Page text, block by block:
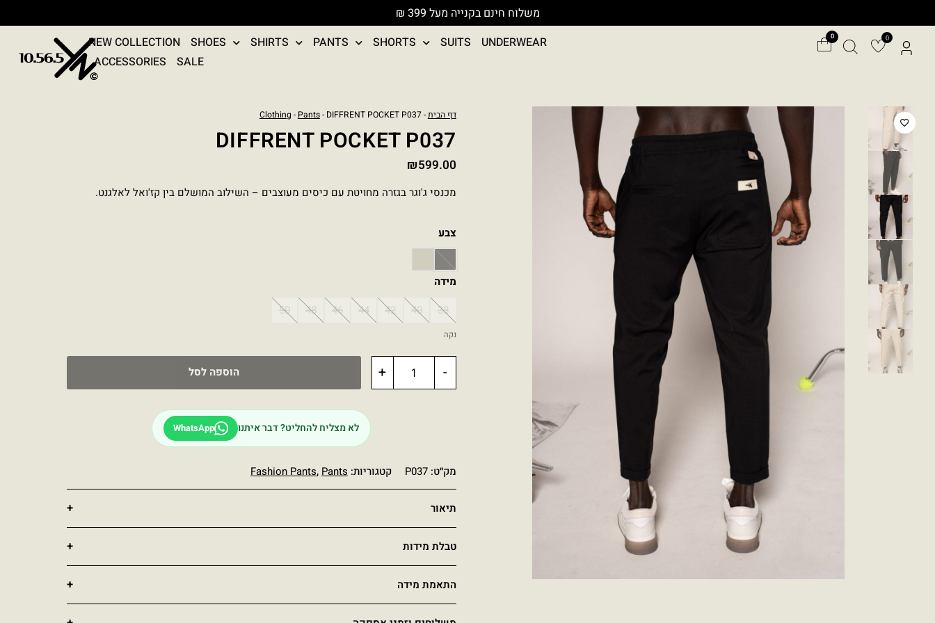
לתוכן
משלוח חינם בקנייה מעל 399 ₪
NEW COLLECTION
SHOES SHIRTS PANTS SHORTS SUITS
UNDERWEAR
ACCESSORIES
SALE
0
דף הבית-
Clothing - Pants- DIFFRENT POCKET P037
DIFFRENT POCKET P037
₪599.00
מכנסי ג'וגר בגזרה מחויטת עם כיסים מעוצבים – השילוב המושלם בין קז'ואל לאלגנט.
צבע
BLACK
מידה
38
40
42
44
46
48
50
נקה
-
כמות
של
DIFFRENT
POCKET
+ הוספה לסל
לא מצליח להחליט? דבר איתנו WhatsApp
מק״ט:P037 קטגוריות: Fashion Pants,Pants
תיאור
טבלת מידות
התאמת מידה